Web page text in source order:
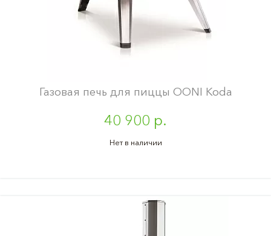
Газовая печь для пиццы OONI Koda
40 900 р.
Нет в наличии